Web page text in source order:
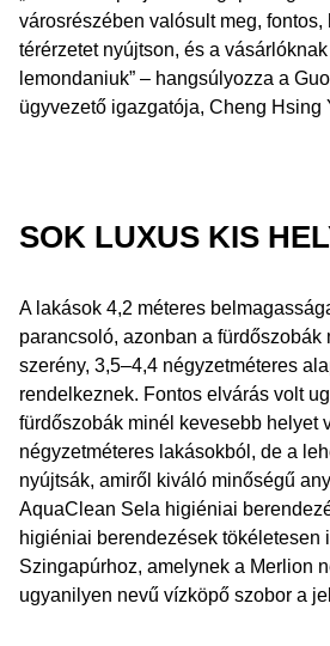
városrészében valósult meg, fontos,
térérzetet nyújtson, és a
lemondaniuk” – hangsúlyozza a
ügyvezető igazgatója, Cheng Hsing
SOK LUXUS KIS
A lakások 4,2 méteres
parancsoló, azonban a fürdőszobák
szerény, 3,5–4,4 négyzetméteres
rendelkeznek. Fontos elvárás volt
fürdőszobák minél kevesebb helyet
négyzetméteres lakásokból, de a
nyújtsák, amiről kiváló minőségű
AquaClean Sela higiéniai
higiéniai berendezések tökéletesen
Szingapúrhoz, amelynek a Merlion
ugyanilyen nevű vízköpő szobor a